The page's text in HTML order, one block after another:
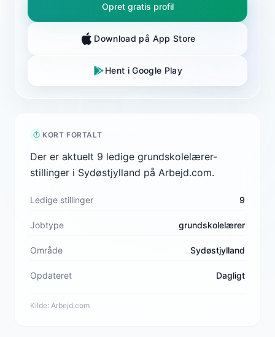
Opret gratis profil
Download på App Store
Hent i Google Play
KORT FORTALT
Der er aktuelt 9 ledige grundskolelærer-
stillinger i Sydøstjylland på Arbejd.com.
Ledige stillinger 9
Jobtype grundskolelærer
Område Sydøstjylland
Opdateret Dagligt
Kilde: Arbejd.com